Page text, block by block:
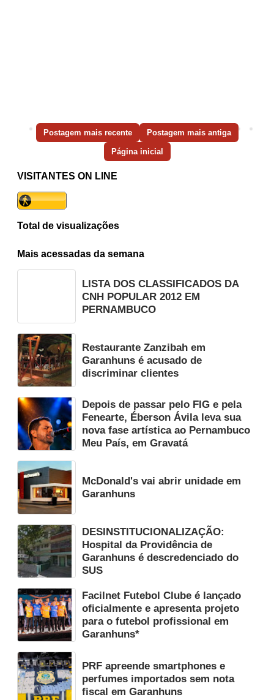
Postagem mais recente Postagem mais antiga
Página inicial
VISITANTES ON LINE
Total de visualizações
Mais acessadas da semana
LISTA DOS CLASSIFICADOS DA
CNH POPULAR 2012 EM
PERNAMBUCO
Restaurante Zanzibah em
Garanhuns é acusado de
discriminar clientes
Depois de passar pelo FIG e pela
Fenearte, Éberson Ávila leva sua
nova fase artística ao Pernambuco
Meu País, em Gravatá
McDonald's vai abrir unidade em
Garanhuns
DESINSTITUCIONALIZAÇÃO:
Hospital da Providência de
Garanhuns é descredenciado do
SUS
Facilnet Futebol Clube é lançado
oficialmente e apresenta projeto
para o futebol profissional em
Garanhuns*
PRF apreende smartphones e
perfumes importados sem nota
fiscal em Garanhuns